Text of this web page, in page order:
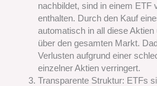
nachbildet, sind in einem ETF
enthalten. Durch den Kauf
automatisch in all diese
über den gesamten Markt.
Verlusten aufgrund einer
einzelner Aktien verringert.
Transparente Struktur: ETFs